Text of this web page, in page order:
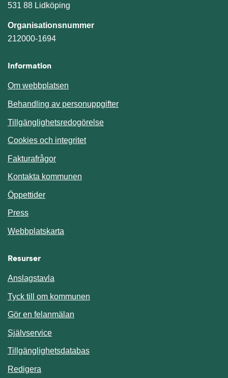
531 88 Lidköping
Organisationsnummer
212000-1694
Information
Om webbplatsen
Behandling av personuppgifter
Tillgänglighetsredogörelse
Cookies och integritet
Fakturafrågor
Kontakta kommunen
Öppettider
Press
Webbplatskarta
Resurser
Anslagstavla
Tyck till om kommunen
Gör en felanmälan
SjälvserviceLänk till annan webbplats.
TillgänglighetsdatabasLänk till annan webbplats.
Redigera